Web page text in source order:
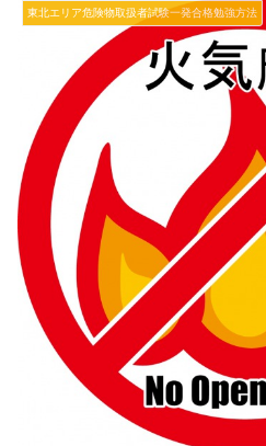
東北エリア危険物取扱者試験一発合格勉強方法